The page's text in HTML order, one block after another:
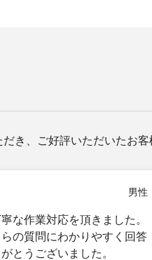
き、ご好評いただいたお客
男性
な作業対応を頂きました。
らの質問にわかりやすく回答
とうございました。